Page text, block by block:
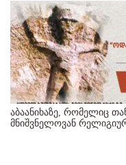
აბაანიხაზე, რომელიც
მნიშვნელოვან